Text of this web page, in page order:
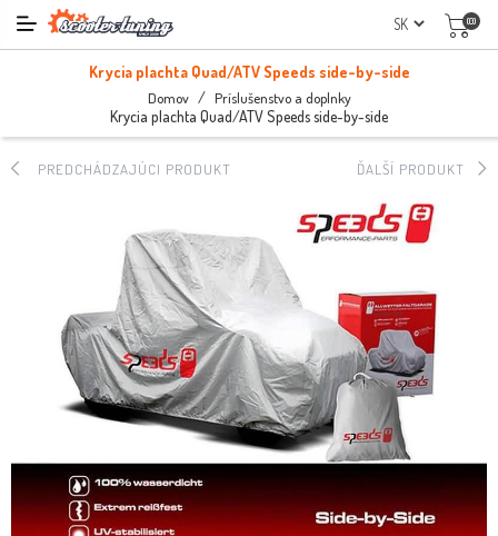
(0)
Krycia plachta Quad/ATV Speeds side-by-side
Domov / Príslušenstvo a doplnky
Krycia plachta Quad/ATV Speeds side-by-side
PREDCHÁDZAJÚCI PRODUKT ĎALŠÍ PRODUKT